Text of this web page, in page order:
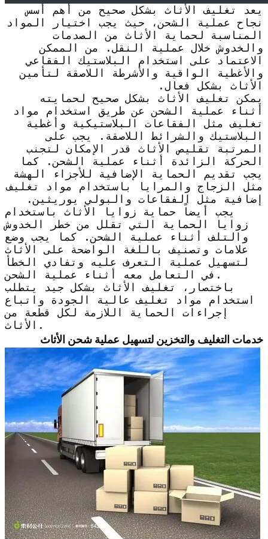
يعد تغليف الأثاث بشكل صحيح من أهم أسس
نجاح عملية الشحن، حيث يجب اختيار المواد
المناسبة لحماية الأثاث من الصدمات
والخدوش خلال عملية النقل. من الممكن
الاعتماد على استخدام البلاستيك الفقاعي
والأغطية الواقية والأشرطة اللاصقة لتأمين
الأثاث بشكل فعال.
يمكن تغليف الأثاث بشكل صحيح لحمايته
أثناء عملية الشحن عن طريق استخدام مواد
تغليف مثل الفقاعات البلاستيكية وأغطية
البلاستيك والشرائط اللاصقة. يجب على
المرتبة تقليص الأثاث قدر الإمكان لتجنب
الحركة الزائدة أثناء عملية الشحن. كما
يجب تقديم الحماية الإضافية للأجزاء الهشة
مثل الزجاج والمرايا باستخدام مواد تغليف
إضافية مثل الفقاعات والبولي يوريثين.
يجب أيضاً حماية زوايا الأثاث باستخدام
زوايا الحماية التي تقلل من خطر الخدوش
والتلف أثناء عملية الشحن. كما يجب وضع
علامات وتصنيف باللغة الواضحة على الأثاث
لتسهيل عملية التعرف عليه وتفادي الخطأ
في التعامل معه أثناء عملية الشحن.
باختصار، تغليف الأثاث بشكل جيد يتطلب
استخدام مواد تغليف عالية الجودة واتباع
إجراءات الحماية اللازمة لكل قطعة من
الأثاث.
خدمات التغليف والتخزين لتسهيل عملية شحن الأثاث